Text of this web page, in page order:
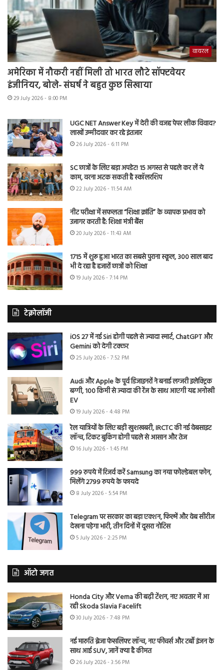
वायरल
अमेरिका में नौकरी नहीं मिली तो भारत लौटे सॉफ्टवेयर
इंजीनियर, बोले- संघर्ष ने बहुत कुछ सिखाया
29 July 2026 - 8:00 PM
UGC NET Answer Key में देरी की वजह पेपर लीक विवाद?
लाखों उम्मीदवार कर रहे इंतजार
26 July 2026 - 6:11 PM
SC छात्रों के लिए बड़ा अपडेट! 15 अगस्त से पहले कर लें ये
काम, वरना अटक सकती है स्कॉलरशिप
22 July 2026 - 11:54 AM
नीट परीक्षा में सफलता “शिक्षा क्रांति” के व्यापक प्रभाव को
उजागर करती है: शिक्षा मंत्री बैंस
20 July 2026 - 11:43 AM
1715 में शुरू हुआ भारत का सबसे पुराना स्कूल, 300 साल बाद
भी दे रहा है हजारों छात्रों को शिक्षा
19 July 2026 - 7:14 PM
टेक्नोलॉजी
iOS 27 में नई Siri होगी पहले से ज्यादा स्मार्ट, ChatGPT और
Gemini को देगी टक्कर
25 July 2026 - 7:52 PM
Audi और Apple के पूर्व डिजाइनरों ने बनाई लग्जरी इलेक्ट्रिक
बग्गी, 100 किमी से ज्यादा की रेंज के साथ आएगी यह अनोखी
EV
19 July 2026 - 4:48 PM
रेल यात्रियों के लिए बड़ी खुशखबरी, IRCTC की नई वेबसाइट
लॉन्च, टिकट बुकिंग होगी पहले से आसान और तेज
16 July 2026 - 1:45 PM
999 रुपये में रिजर्व करें Samsung का नया फोल्डेबल फोन,
मिलेंगे 2799 रुपये के फायदे
8 July 2026 - 5:54 PM
Telegram पर सरकार का बड़ा एक्शन, फिल्में और वेब सीरीज
देखना पड़ेगा भारी, तीन दिनों में दूसरा नोटिस
5 July 2026 - 2:25 PM
ऑटो जगत
Honda City और Verna की बढ़ी टेंशन, नए अवतार में आ
रही Skoda Slavia Facelift
30 July 2026 - 7:48 PM
नई मारुति ब्रेजा फेसलिफ्ट लॉन्च, नए फीचर्स और टर्बो इंजन के
साथ आई SUV, जानें क्या है कीमत
26 July 2026 - 3:56 PM